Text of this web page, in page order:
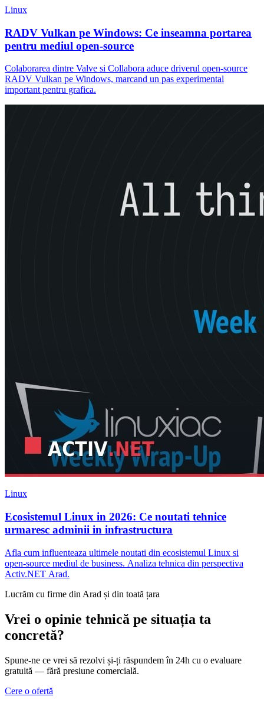
Linux
RADV Vulkan pe Windows: Ce inseamna portarea
pentru mediul open-source
Colaborarea dintre Valve si Collabora aduce driverul open-source
RADV Vulkan pe Windows, marcand un pas experimental
important pentru grafica.
Linux
Ecosistemul Linux in 2026: Ce noutati tehnice
urmaresc adminii in infrastructura
Afla cum influenteaza ultimele noutati din ecosistemul Linux si
open-source mediul de business. Analiza tehnica din perspectiva
Activ.NET Arad.
Lucrăm cu firme din Arad și din toată țara
Vrei o opinie tehnică pe situația ta
concretă?
Spune-ne ce vrei să rezolvi și-ți răspundem în 24h cu o evaluare
gratuită — fără presiune comercială.
Cere o ofertă